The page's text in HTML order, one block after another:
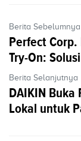
Berita Sebelumnya
Perfect
Try-On:
Berita Selanjutnya
DAIKIN
Lokal untuk